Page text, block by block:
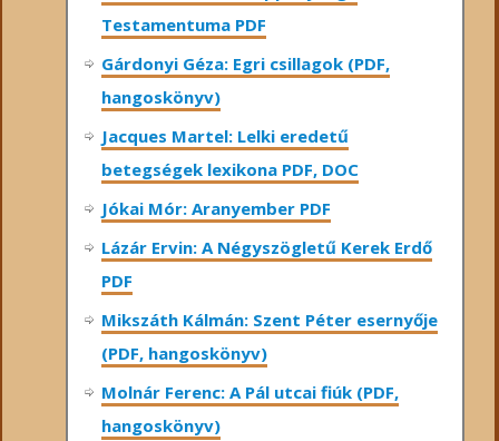
Testamentuma PDF
Gárdonyi Géza: Egri csillagok (PDF,
hangoskönyv)
Jacques Martel: Lelki eredetű
betegségek lexikona PDF, DOC
Jókai Mór: Aranyember PDF
Lázár Ervin: A Négyszögletű Kerek Erdő
PDF
Mikszáth Kálmán: Szent Péter esernyője
(PDF, hangoskönyv)
Molnár Ferenc: A Pál utcai fiúk (PDF,
hangoskönyv)